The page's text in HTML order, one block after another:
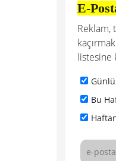
E-
Reklam,
listesine
Bu